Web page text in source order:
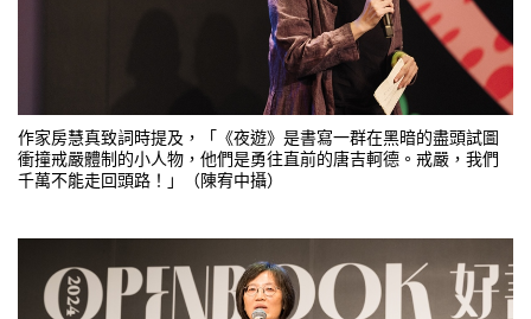
作家房慧真致詞時提及，「《夜遊》是書寫一群在黑暗的盡頭試圖
衝撞戒嚴體制的小人物，他們是勇往直前的唐吉軻德。戒嚴，我們
千萬不能走回頭路！」（陳宥中攝）